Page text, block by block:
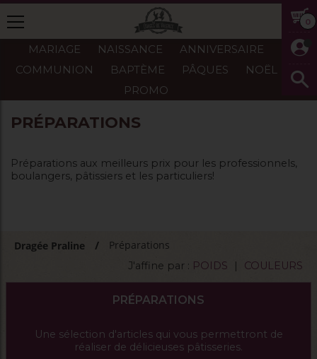
0
MARIAGE NAISSANCE
ANNIVERSAIRE
COMMUNION
BAPTÈME PÂQUES
NOËL
PROMO
PRÉPARATIONS
Préparations aux meilleurs prix pour les professionnels,
boulangers, pâtissiers et les particuliers!
Dragée Praline Préparations
J'affine par : POIDS | COULEURS
PRÉPARATIONS
Une sélection d'articles qui vous permettront de
réaliser de délicieuses pâtisseries.